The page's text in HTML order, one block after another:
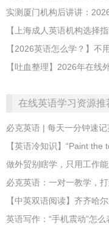
在线英语学习资源推
必克英语 | 每天一分钟速
【英语冷知识】“Paint the
做外贸别瞎学，只用工作
必克英语：一对一教学，
【中英双语阅读】齐齐哈
英语写作：“手机震动”怎么